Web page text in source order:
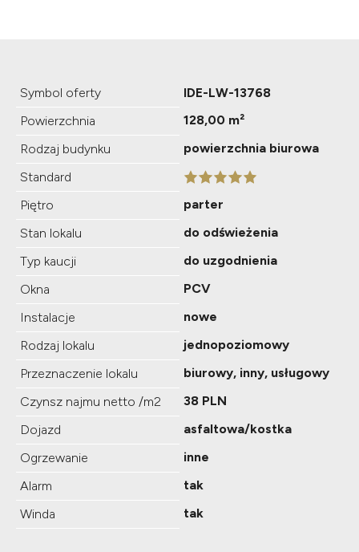
Symbol oferty
IDE-LW-13768
Powierzchnia
128,00 m²
Rodzaj budynku
powierzchnia biurowa
Standard
Piętro
parter
Stan lokalu
do odświeżenia
Typ kaucji
do uzgodnienia
Okna
PCV
Instalacje
nowe
Rodzaj lokalu
jednopoziomowy
Przeznaczenie lokalu
biurowy, inny, usługowy
Czynsz najmu netto /m2
38 PLN
Dojazd
asfaltowa/kostka
Ogrzewanie
inne
Alarm
tak
Winda
tak